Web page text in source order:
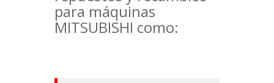
para máquinas
MITSUBISHI como: